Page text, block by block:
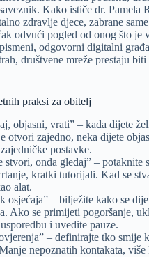
Kako ističe dr. Pamela
zdravlje djece, zabrane
odvući pogled od onog što je
odgovorni digitalni
društvene mreže prestaju
praksi za obitelj
objasni, vrati” – kada dijete
otvori zajedno, neka dijete
postavke.
stvori, onda gledaj” – potaknite
kratki tutorijali. Kad se
alat.
osjećaja” – bilježite kako se
Ako se primijeti pogoršanje,
i uvedite pauze.
– definirajte tko smije
nepoznatih kontakata,